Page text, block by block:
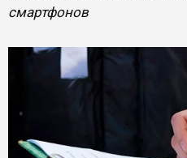
смартфонов